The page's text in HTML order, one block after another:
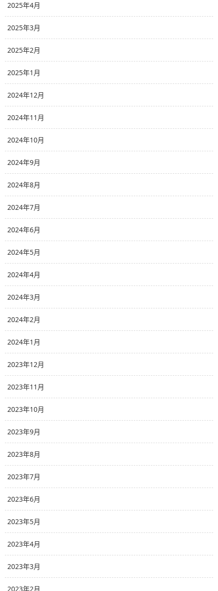
2025年4月
2025年3月
2025年2月
2025年1月
2024年12月
2024年11月
2024年10月
2024年9月
2024年8月
2024年7月
2024年6月
2024年5月
2024年4月
2024年3月
2024年2月
2024年1月
2023年12月
2023年11月
2023年10月
2023年9月
2023年8月
2023年7月
2023年6月
2023年5月
2023年4月
2023年3月
2023年2月